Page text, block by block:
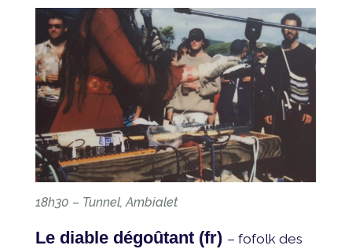
18h30 – Tunnel, Ambialet
Le diable dégoûtant (fr) – fofolk des